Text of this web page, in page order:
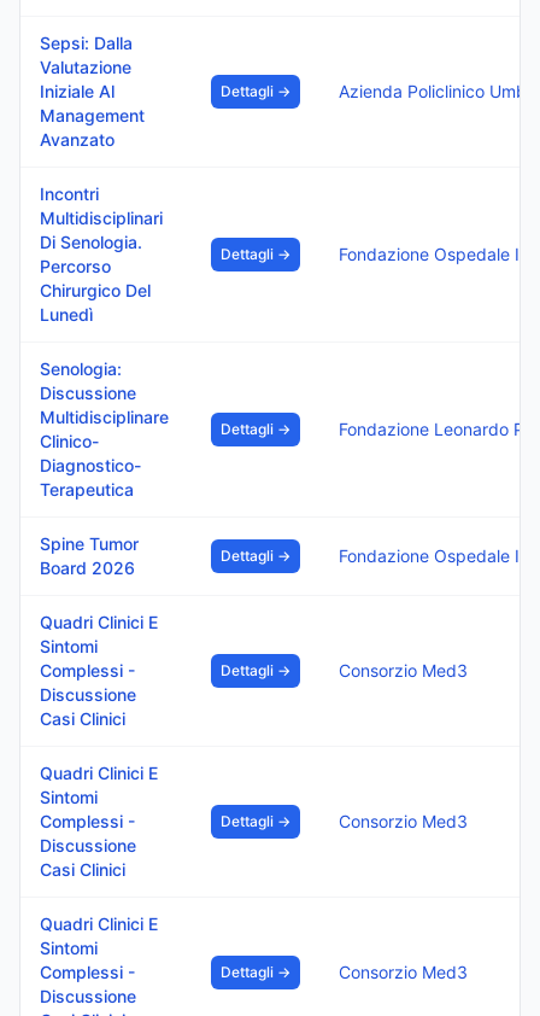
Sepsi: Dalla
Valutazione
Iniziale Al
Management
Avanzato
Dettagli →
Incontri
Multidisciplinari
Di Senologia.
Percorso
Chirurgico Del
Lunedì
Dettagli →
Senologia:
Discussione
Multidisciplinare
Clinico-
Diagnostico-
Terapeutica
Dettagli →
Spine Tumor
Board 2026
Dettagli →
Quadri Clinici E
Sintomi
Complessi -
Discussione
Casi Clinici
Dettagli → Consorzio Med3
Quadri Clinici E
Sintomi
Complessi -
Discussione
Casi Clinici
Dettagli → Consorzio Med3
Quadri Clinici E
Sintomi
Complessi -
Discussione
Dettagli → Consorzio Med3